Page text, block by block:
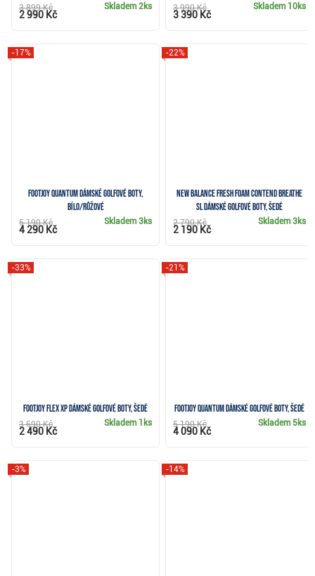
Skladem 2ks
3 899 Kč
2 990 Kč
Skladem 10ks
3 990 Kč
3 390 Kč
FootJoy Quantum dámské golfové boty,
bílo/růžové
-17%
Skladem3ks
5 190 Kč
4 290 Kč
New Balance Fresh Foam Contend Breathe
SL dámské golfové boty, šedé
-22%
Skladem3ks
2 790 Kč
2 190 Kč
FootJoy Flex XP dámské golfové boty, šedé
-33%
Skladem 1ks
3 690 Kč
2 490 Kč
FootJoy Quantum dámské golfové boty, šedé
-21%
Skladem 5ks
5 190 Kč
4 090 Kč
-3% -14%